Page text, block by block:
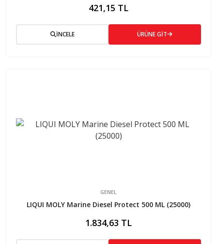
421,15 TL
İNCELE ÜRÜNE GİT
GENEL
LIQUI MOLY Marine Diesel Protect 500 ML (25000)
1.834,63 TL